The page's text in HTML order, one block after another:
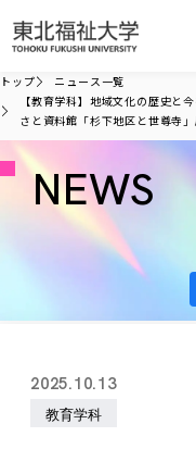
大学について
大学理念
大学の概要
大学の歩み
学生・教職員・卒業生
大学の取り組み
大学の取り組み
情報公開
学部・大学院
総合福祉学部
共生まちづくり学
共生まちづくり学部
入学試験
トップ
ニュース一覧
【教育学科】地域文化の歴史と
さと資料館「杉下地区と世尊寺
NEWS
2025.10.13
教育学科